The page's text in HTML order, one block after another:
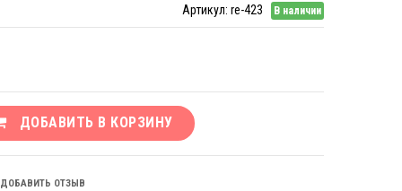
В наличии
Артикул: re-423
ДОБАВИТЬ В КОРЗИНУ
ДОБАВИТЬ ОТЗЫВ